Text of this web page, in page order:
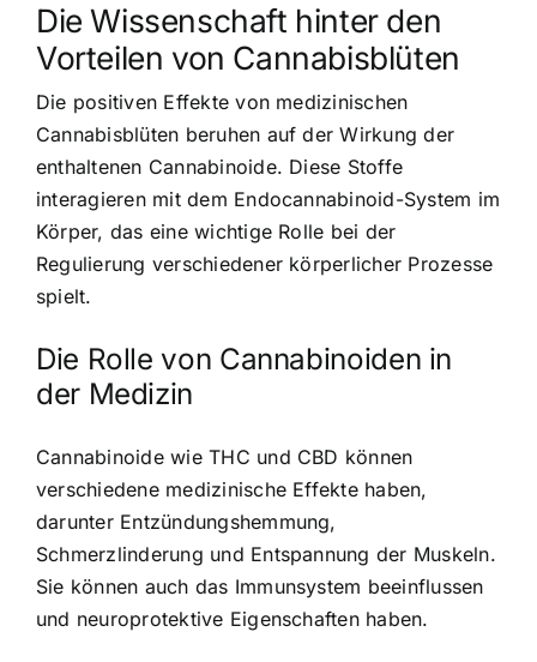
Die Wissenschaft hinter den
Vorteilen von Cannabisblüten
Die positiven Effekte von medizinischen
Cannabisblüten beruhen auf der Wirkung der
enthaltenen Cannabinoide. Diese Stoffe
interagieren mit dem Endocannabinoid-System im
Körper, das eine wichtige Rolle bei der
Regulierung verschiedener körperlicher Prozesse
spielt.
Die Rolle von Cannabinoiden in
der Medizin
Cannabinoide wie THC und CBD können
verschiedene medizinische Effekte haben,
darunter Entzündungshemmung,
Schmerzlinderung und Entspannung der Muskeln.
Sie können auch das Immunsystem beeinflussen
und neuroprotektive Eigenschaften haben.